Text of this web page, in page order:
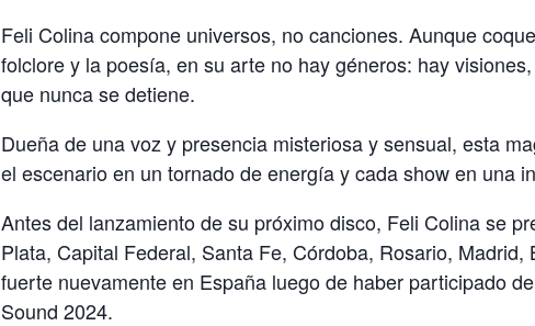
Feli Colina compone universos, no canciones. Aunque
folclore y la poesía, en su arte no hay géneros: hay
que nunca se detiene.
Dueña de una voz y presencia misteriosa y sensual, esta
el escenario en un tornado de energía y cada show en una
Antes del lanzamiento de su próximo disco, Feli Colina se
Plata, Capital Federal, Santa Fe, Córdoba, Rosario,
fuerte nuevamente en España luego de haber participado
Sound 2024.